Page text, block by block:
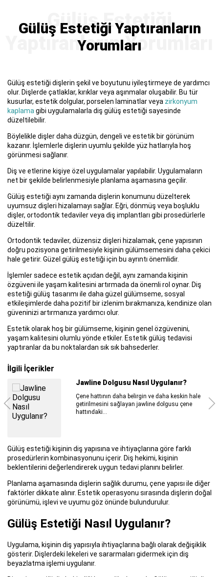
Gülüş Estetiği Yaptıranların
Yorumları
Gülüş estetiği dişlerin şekil ve boyutunu iyileştirmeye de yardımcı
olur. Dişlerde çatlaklar, kırıklar veya aşınmalar oluşabilir. Bu tür
kusurlar, estetik dolgular, porselen laminatlar veya zirkonyum
kaplama gibi uygulamalarla diş gülüş estetiği sayesinde
düzeltilebilir.
Böylelikle dişler daha düzgün, dengeli ve estetik bir görünüm
kazanır. İşlemlerle dişlerin uyumlu şekilde yüz hatlarıyla hoş
görünmesi sağlanır.
Diş ve etlerine kişiye özel uygulamalar yapılabilir. Uygulamaların
net bir şekilde belirlenmesiyle planlama aşamasına geçilir.
Gülüş estetiği aynı zamanda dişlerin konumunu düzelterek
uyumsuz dişleri hizalamayı sağlar. Eğri, dönmüş veya boşluklu
dişler, ortodontik tedaviler veya diş implantları gibi prosedürlerle
düzeltilir.
Ortodontik tedaviler, düzensiz dişleri hizalamak, çene yapısının
doğru pozisyona getirilmesiyle kişinin gülümsemesini daha çekici
hale getirir. Güzel gülüş estetiği için bu ayrıntı önemlidir.
İşlemler sadece estetik açıdan değil, aynı zamanda kişinin
özgüveni ile yaşam kalitesini artırmada da önemli rol oynar. Diş
estetiği gülüş tasarımı ile daha güzel gülümseme, sosyal
etkileşimlerde daha pozitif bir izlenim bırakmanıza, kendinize olan
güveninizi artırmanıza yardımcı olur.
Estetik olarak hoş bir gülümseme, kişinin genel özgüvenini,
yaşam kalitesini olumlu yönde etkiler. Estetik gülüş tedavisi
yaptıranlar da bu noktalardan sık sık bahsederler.
İlgili İçerikler
Meme Estetiği Sonrası Yapılması
Meme Estetiği Sonrası Yapılması Gerekenler ve
öneriler sayesinde...
Gülüş estetiği kişinin diş yapısına ve ihtiyaçlarına göre farklı
prosedürlerin kombinasyonunu içerir. Diş hekimi, kişinin
beklentilerini değerlendirerek uygun tedavi planını belirler.
Planlama aşamasında dişlerin sağlık durumu, çene yapısı ile diğer
faktörler dikkate alınır. Estetik operasyonu sırasında dişlerin doğal
görünümü, işlevi ve uyumu göz önünde bulundurulur.
Gülüş Estetiği Nasıl Uygulanır?
Uygulama, kişinin diş yapısıyla ihtiyaçlarına bağlı olarak değişiklik
gösterir. Dişlerdeki lekeleri ve sararmaları gidermek için diş
beyazlatma işlemi uygulanır.